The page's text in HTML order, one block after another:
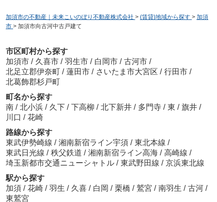
加須市の不動産｜未来こいのぼり不動産株式会社 > (賃貸)地域から探す > 加須
市 > 加須市向古河中古戸建て
市区町村から探す
加須市 / 久喜市 / 羽生市 / 白岡市 / 古河市 /
北足立郡伊奈町 / 蓮田市 / さいたま市大宮区 / 行田市 /
北葛飾郡杉戸町
町名から探す
南 / 北小浜 / 久下 / 下高柳 / 北下新井 / 多門寺 / 東 / 旗井 /
川口 / 花崎
路線から探す
東武伊勢崎線 / 湘南新宿ライン宇須 / 東北本線 /
東武日光線 / 秩父鉄道 / 湘南新宿ライン高海 / 高崎線 /
埼玉新都市交通ニューシャトル / 東武野田線 / 京浜東北線
駅から探す
加須 / 花崎 / 羽生 / 久喜 / 白岡 / 栗橋 / 鷲宮 / 南羽生 / 古河 /
東鷲宮